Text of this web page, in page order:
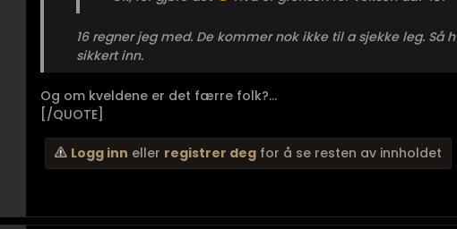
16 regner jeg med. De kommer nok ikke til a sjekke leg. Så
sikkert inn.
Og om kveldene er det færre folk?...
[/QUOTE]
Logg inn eller registrer deg for å se resten av innholdet